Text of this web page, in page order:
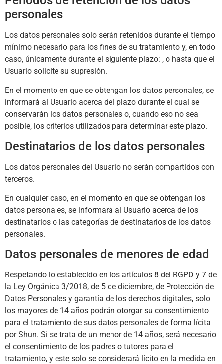
personales
Los datos personales solo serán retenidos durante el tiempo
mínimo necesario para los fines de su tratamiento y, en todo
caso, únicamente durante el siguiente plazo: , o hasta que el
Usuario solicite su supresión.
En el momento en que se obtengan los datos personales, se
informará al Usuario acerca del plazo durante el cual se
conservarán los datos personales o, cuando eso no sea
posible, los criterios utilizados para determinar este plazo.
Destinatarios de los datos personales
Los datos personales del Usuario no serán compartidos con
terceros.
En cualquier caso, en el momento en que se obtengan los
datos personales, se informará al Usuario acerca de los
destinatarios o las categorías de destinatarios de los datos
personales.
Datos personales de menores de edad
Respetando lo establecido en los artículos 8 del RGPD y 7 de
la Ley Orgánica 3/2018, de 5 de diciembre, de Protección de
Datos Personales y garantía de los derechos digitales, solo
los mayores de 14 años podrán otorgar su consentimiento
para el tratamiento de sus datos personales de forma lícita
porShun. Si se trata de un menor de 14 años, será necesario
el consentimiento de los padres o tutores para el
tratamiento, y este solo se considerará lícito en la medida en